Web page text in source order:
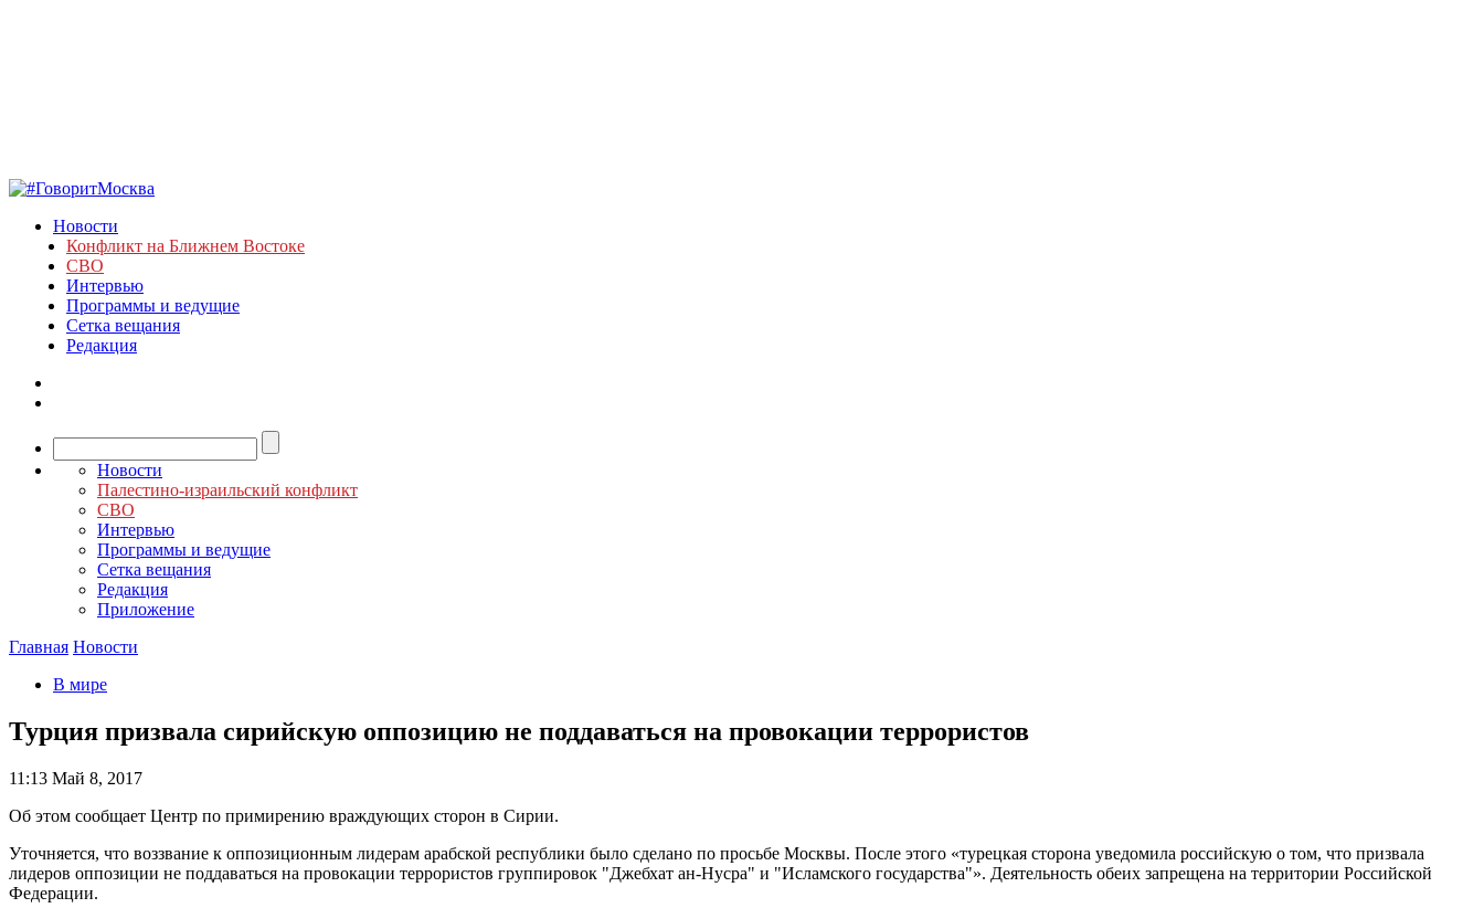
Новости
Конфликт на Ближнем Востоке
СВО
Интервью
Программы и ведущие
Сетка вещания
Редакция
Новости
Палестино-израильский конфликт
СВО
Интервью
Программы и ведущие
Сетка вещания
Редакция
Приложение
Главная Новости
В мире
Турция призвала сирийскую оппозицию не поддаваться на провокации террористов
11:13 Май 8, 2017
Об этом сообщает Центр по примирению враждующих сторон в Сирии.
Уточняется, что воззвание к оппозиционным лидерам арабской республики было сделано по просьбе Москвы. После этого «турецкая сторона уведомила российскую о том, что призвала
лидеров оппозиции не поддаваться на провокации террористов группировок "Джебхат ан-Нусра" и "Исламского государства"». Деятельность обеих запрещена на территории Российской
Федерации.